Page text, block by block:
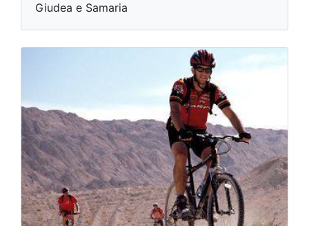
Giudea e Samaria